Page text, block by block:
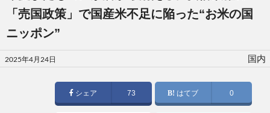
「売国政策」で国産米不足に陥った“お米の国
ニッポン”
投
稿
2025年4月24日 国内
シェア 73 はてブ 0